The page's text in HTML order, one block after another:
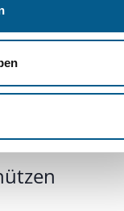
zu
Freizeit und
im Alter
sich